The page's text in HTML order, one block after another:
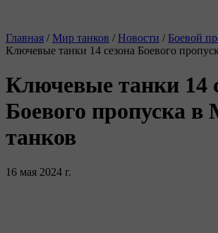
Главная / Мир танков / Новости / Боевой
Ключевые танки 14 сезона Боевого
Ключевые танки 14
Боевого пропуска в
танков
16 мая 2024 г.